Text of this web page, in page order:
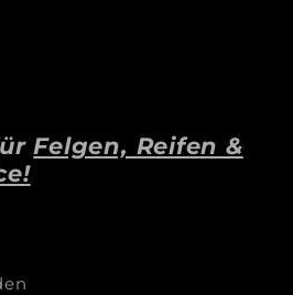
Felgen, Reifen &